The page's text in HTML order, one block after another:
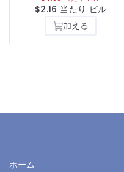
$2.16 当たり ピル
加える
ホーム